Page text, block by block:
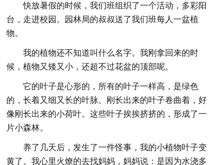
快放暑假的时候，我们班组织了一个活动，多彩阳
台，走进校园。园林局的叔叔送了我们班每人一盆植
物。
我的植物还不知道叫什么名字。我刚拿回来的时
候，植物又矮又小，还超不过花盆的顶部呢。
它的叶子是心形的，所有的叶子一样高，是绿色
的，长着又细又长的叶脉。刚长出来的叶子卷曲着，好
像刚长出来的小荷叶。这些叶子挨挨挤挤的，形成了一
片小森林。
养了几天后，发生了一件怪事，我的小植物叶子变
黄了。我心里火燎的去找妈妈，妈妈说：是因为水浇多